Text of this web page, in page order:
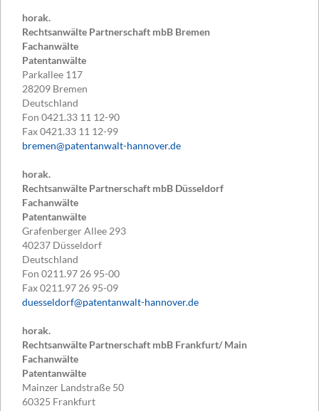
horak.
Rechtsanwälte Partnerschaft mbB Bremen
Fachanwälte
Patentanwälte
Parkallee 117
28209 Bremen
Deutschland
Fon 0421.33 11 12-90
Fax0421.33 11 12-99
bremen@patentanwalt-hannover.de
horak.
Rechtsanwälte Partnerschaft mbB Düsseldorf
Fachanwälte
Patentanwälte
Grafenberger Allee 293
40237 Düsseldorf
Deutschland
Fon 0211.97 26 95-00
Fax0211.97 26 95-09
duesseldorf@patentanwalt-hannover.de
horak.
Rechtsanwälte Partnerschaft mbB Frankfurt/ Main
Fachanwälte
Patentanwälte
Mainzer Landstraße 50
60325 Frankfurt